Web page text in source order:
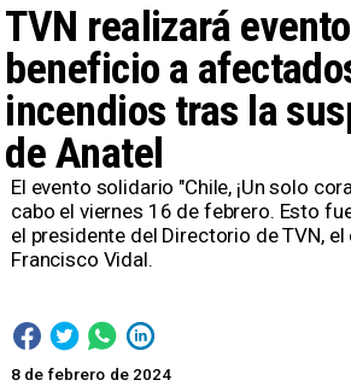
TVN realizará
beneficio a
incendios tras la
de Anatel
8 de febrero de 2024
El evento solidario "Chile, ¡Un solo
cabo el viernes 16 de febrero. Esto
el presidente del Directorio de TVN,
Francisco Vidal.